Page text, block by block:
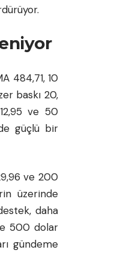
484,71, 10
baskı 20,
ve 50
güçlü bir
ve 200
üzerinde
daha
500 dolar
gündeme